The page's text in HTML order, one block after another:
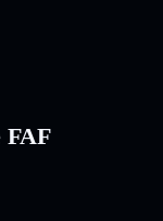
FAF